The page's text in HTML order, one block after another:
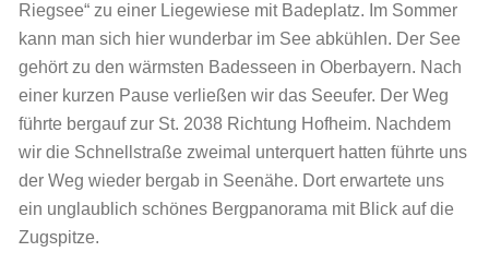
Riegsee“ zu einer Liegewiese mit Badeplatz. Im Sommer
kann man sich hier wunderbar im See abkühlen. Der See
gehört zu den wärmsten Badesseen in Oberbayern. Nach
einer kurzen Pause verließen wir das Seeufer. Der Weg
führte bergauf zur St. 2038 Richtung Hofheim. Nachdem
wir die Schnellstraße zweimal unterquert hatten führte uns
der Weg wieder bergab in Seenähe. Dort erwartete uns
ein unglaublich schönes Bergpanorama mit Blick auf die
Zugspitze.